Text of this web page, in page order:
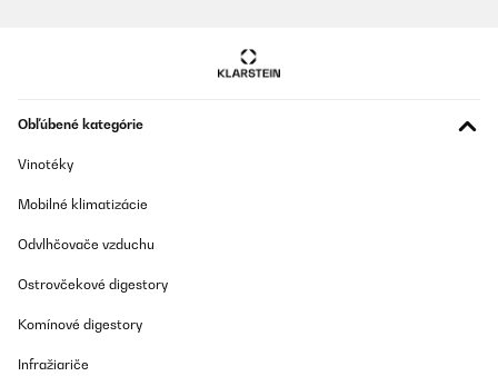
8 Monaten kaputt gegangen gibt es einen Ersatz deckel wenn ja
bitte Kontaktieren Sie mich per Email
_______________________________
ANTWORT
Sehr geehrter Kunde,
vielen Dank für Ihren Kommentar. Es freut uns zu hören, dass
Ihnen die Größe der Flasche gefällt. Es tut uns leid zu hören, dass
eine Garantie von 2 Jahren gewähren, mit Ausnahme der B-
Obľúbené kategórie
Vinotéky
Mobilné klimatizácie
Odvlhčovače vzduchu
Ostrovčekové digestory
Komínové digestory
Infražiariče